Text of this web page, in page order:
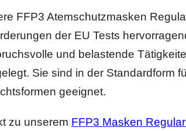
FFP3 Atemschutzmasken
der EU Tests
und belastende
Sie sind in der Standardform
geeignet.
zu unserem FFP3 Masken